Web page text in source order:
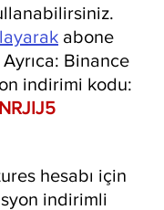
abone
Binance
indirimi kodu:
hesabı için
indirimli